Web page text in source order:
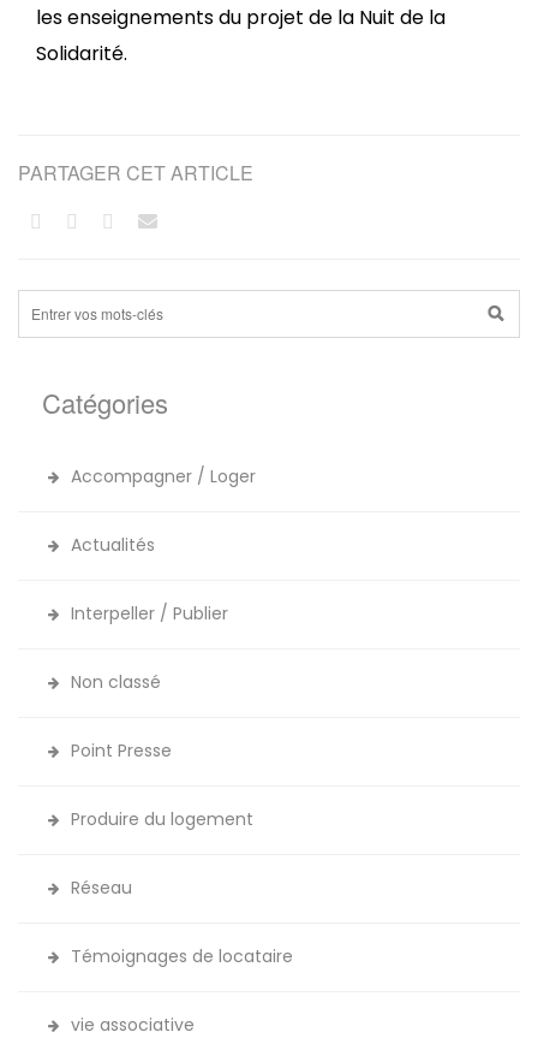
les enseignements du projet de la Nuit de la
Solidarité.
PARTAGER CET ARTICLE
Catégories
Accompagner / Loger
Actualités
Interpeller / Publier
Non classé
Point Presse
Produire du logement
Réseau
Témoignages de locataire
vie associative